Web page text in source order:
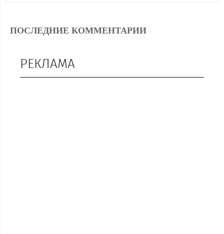
ПОСЛЕДНИЕ КОММЕНТАРИИ
РЕКЛАМА